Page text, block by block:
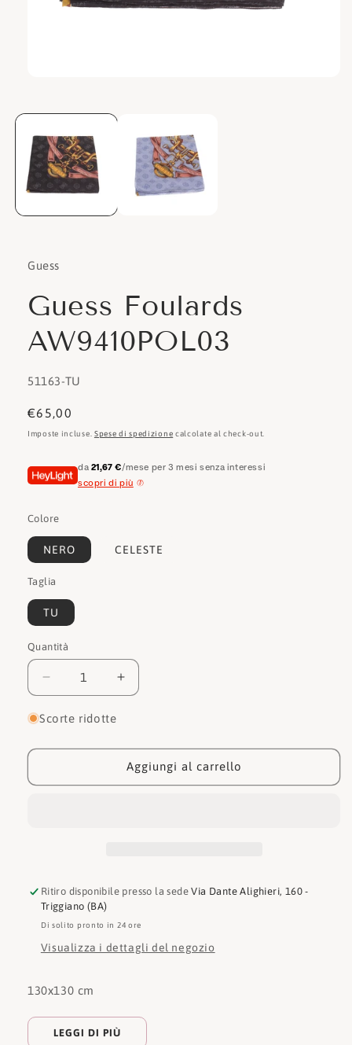
1
finestra
modale
Guess
Guess Foulards
AW9410POL03
SKU:
51163-TU
Prezzo
di
€65,00
Imposte incluse. Spese di spedizione calcolate al check-out.
da 21,67 €/mese per 3 mesi senza interessi
scopri di più
Colore
NERO CELESTE
Taglia
TU
Quantità
Quantità
Diminuisci
quantità
per
Foulards
AW9410POL03
Aumenta
quantità
Foulards
AW9410POL03
Scorte ridotte
Aggiungi al carrello
Ritiro disponibile presso la sedeVia Dante Alighieri, 160 -
Triggiano (BA)
Di solito pronto in 24 ore
Visualizza i dettagli del negozio
130x130 cm
LEGGI DI PIÙ